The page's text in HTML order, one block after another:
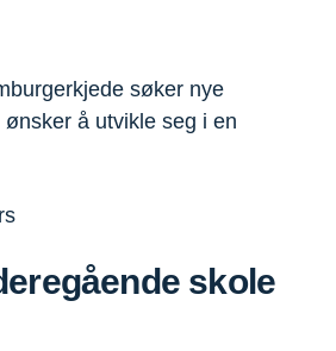
søker nye
å utvikle seg i en
skole